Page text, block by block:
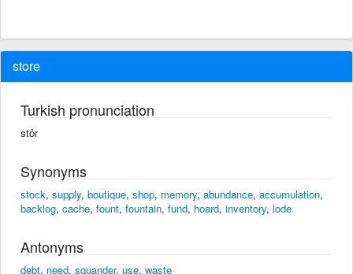
store
Turkish pronunciation
stôr
Synonyms
stock, supply, boutique, shop, memory, abundance, accumulation,
backlog, cache, fount, fountain, fund, hoard, inventory, lode
Antonyms
debt, need, squander, use, waste